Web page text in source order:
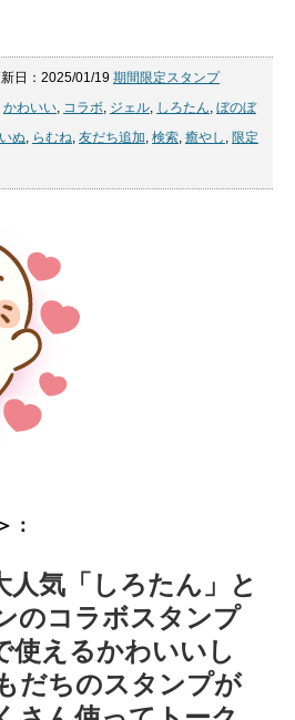
日：2025/01/19 期間限定スタンプ
かわいい, コラボ, ジェル, しろたん, ぼのぼ
ぬ, らむね, 友だち追加, 検索, 癒やし , 限定
：
人気「しろたん」と
のコラボスタンプ
使えるかわいいし
だちのスタンプが